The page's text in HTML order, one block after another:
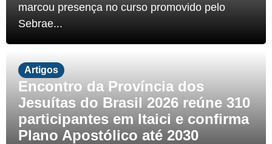
marcou presença no curso promovido pelo
Sebrae...
Artigos
Encontro da Província dos
Jesuítas do Brasil 2026 reúne 310
participantes em Itaici e confirma
Plano Apostólico até 2030